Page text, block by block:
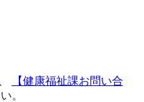
【健康福祉課お問い合
。